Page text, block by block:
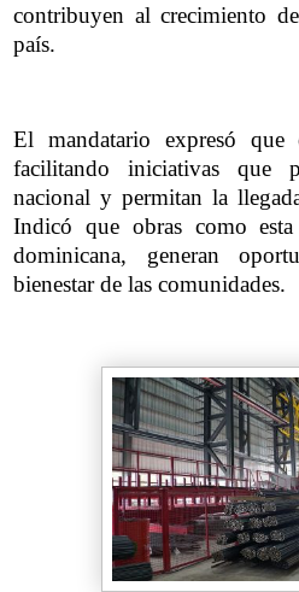
contribuyen al crecimiento
país.
El mandatario expresó que
facilitando iniciativas que
nacional y permitan la
Indicó que obras como
dominicana, generan
bienestar de las comunidades.